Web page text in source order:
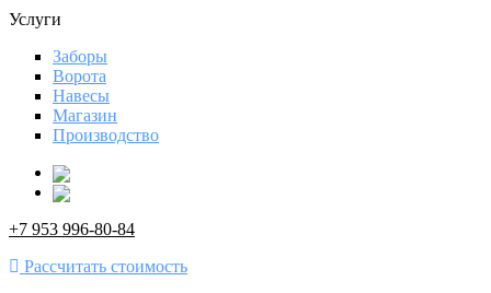
Услуги
Заборы
Ворота
Навесы
Магазин
Производство
+7 953 996-80-84
Рассчитать стоимость